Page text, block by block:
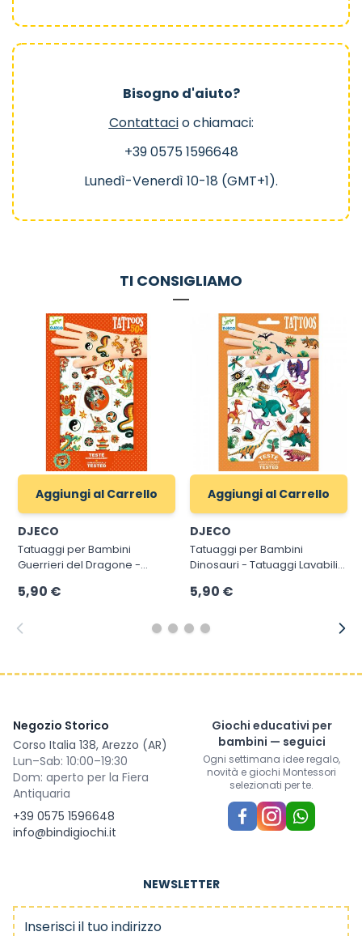
Bisogno d'aiuto?
Contattacio chiamaci:
+39 0575 1596648
Lunedì-Venerdì 10-18 (GMT+1).
TI CONSIGLIAMO
Aggiungi al Carrello
DJECO
Tatuaggi per Bambini
Guerrieri del Dragone -
5,90 €
Aggiungi al Carrello
DJECO
Tatuaggi per Bambini
Dinosauri - Tatuaggi Lavabili
5,90 €
Negozio Storico
Corso Italia 138, Arezzo (AR)
Lun–Sab: 10:00–19:30
Dom: aperto per la Fiera
Antiquaria
+39 0575 1596648
info@bindigiochi.it
Giochi educativi per
bambini — seguici
Ogni settimana idee regalo,
novità e giochi Montessori
selezionati per te.
NEWSLETTER
Indirizzo email